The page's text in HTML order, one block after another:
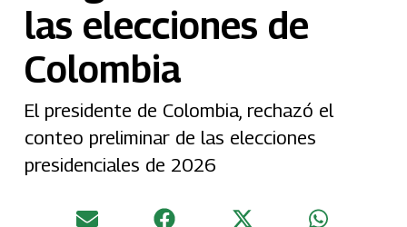
las elecciones de
Colombia
El presidente de Colombia, rechazó el
conteo preliminar de las elecciones
presidenciales de 2026